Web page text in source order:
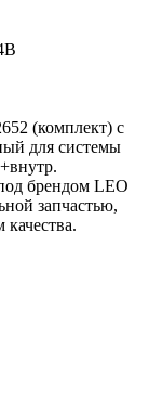
(комплект) с
для системы
брендом LEO
запчастью,